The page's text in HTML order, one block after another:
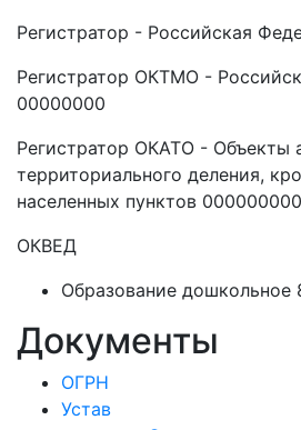
Регистратор - Российская
Регистратор ОКТМО -
00000000
Регистратор ОКАТО - Объекты
территориального деления,
населенных пунктов
ОКВЕД
Образование дошкольное
Документы
ОГРН
Устав